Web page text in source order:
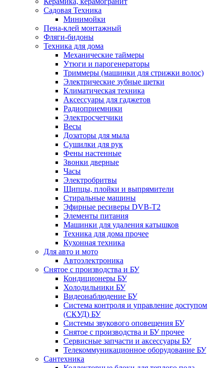
Садовая Техника
Минимойки
Пена-клей монтажный
Фляги-бидоны
Техника для дома
Механические таймеры
Утюги и парогенераторы
Триммеры (машинки для стрижки волос)
Электрические зубные щетки
Климатическая техника
Аксессуары для гаджетов
Радиоприемники
Электросчетчики
Весы
Дозаторы для мыла
Сушилки для рук
Фены настенные
Звонки дверные
Часы
Электробритвы
Щипцы, плойки и выпрямители
Стиральные машины
Эфирные ресиверы DVB-T2
Элементы питания
Машинки для удаления катышков
Техника для дома прочее
Кухонная техника
Для авто и мото
Автоэлектроника
Снятое с производства и БУ
Кондиционеры БУ
Холодильники БУ
Видеонаблюдение БУ
Система контроля и управление доступом
(СКУД) БУ
Системы звукового оповещения БУ
Снятое с производства и БУ прочее
Сервисные запчасти и аксессуары БУ
Телекоммуникационное оборудование БУ
Сантехника